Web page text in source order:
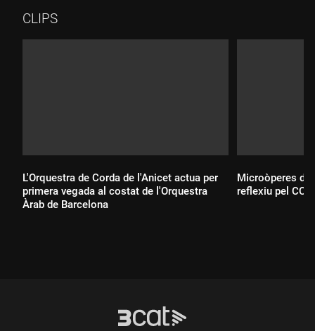
CLIPS
L'Orquestra de Corda de l'Anicet actua per
primera vegada al costat de l'Orquestra
Àrab de Barcelona
Microòperes
reflexiu pel